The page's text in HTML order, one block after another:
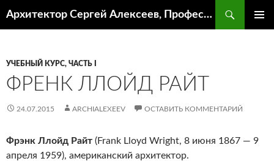
Архитектор Сергей Алексеев, Профессор кафедры ИА и АР ААИ ЮФУ
УЧЕБНЫЙ КУРС, ЧАСТЬ I
ФРЕНК ЛЛОЙД РАЙТ
24.07.2015 ARCHIALEXEEV ОСТАВИТЬ КОММЕНТАРИЙ
Фрэнк Ллойд Райт (Frank Lloyd Wright, 8 июня 1867 — 9
апреля 1959), американский архитектор.